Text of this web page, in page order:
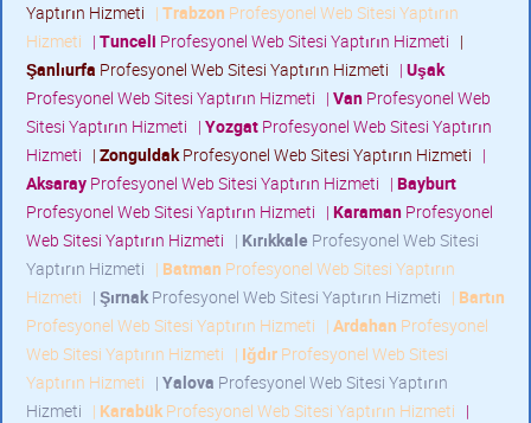
Yaptırın Hizmeti | Trabzon Profesyonel Web Sitesi Yaptırın
Hizmeti | Tunceli Profesyonel Web Sitesi Yaptırın Hizmeti |
Şanlıurfa Profesyonel Web Sitesi Yaptırın Hizmeti | Uşak
Profesyonel Web Sitesi Yaptırın Hizmeti | Van Profesyonel Web
Sitesi Yaptırın Hizmeti | Yozgat Profesyonel Web Sitesi Yaptırın
Hizmeti | ZonguldakProfesyonel Web Sitesi Yaptırın Hizmeti |
Aksaray Profesyonel Web Sitesi Yaptırın Hizmeti | Bayburt
Profesyonel Web Sitesi Yaptırın Hizmeti | Karaman Profesyonel
Web Sitesi Yaptırın Hizmeti | Kırıkkale Profesyonel Web Sitesi
Yaptırın Hizmeti | Batman Profesyonel Web Sitesi Yaptırın
Hizmeti | ŞırnakProfesyonel Web Sitesi Yaptırın Hizmeti | Bartın
Profesyonel Web Sitesi Yaptırın Hizmeti | Ardahan Profesyonel
Web Sitesi Yaptırın Hizmeti | Iğdır Profesyonel Web Sitesi
Yaptırın Hizmeti | Yalova Profesyonel Web Sitesi Yaptırın
Hizmeti | KarabükProfesyonel Web Sitesi Yaptırın Hizmeti |